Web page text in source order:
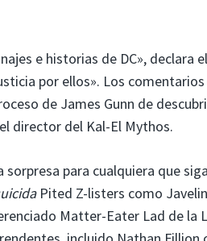
e historias de DC», declara
por ellos». Los
de James Gunn de
director del Kal-El Mythos.
para cualquiera que
Pited Z-listers como
Matter-Eater Lad de la